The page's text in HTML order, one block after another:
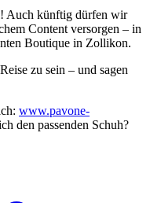
Auch künftig dürfen wir
Content versorgen – in
Boutique in Zollikon.
zu sein – und sagen
www.pavone-
den passenden Schuh?